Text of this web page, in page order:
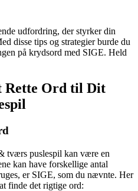
udfordring, der styrker din
disse tips og strategier burde du
på krydsord med SIGE. Held
Rette Ord til Dit
tværs puslespil kan være en
kan have forskellige antal
er SIGE, som du nævnte. Her
finde det rigtige ord: